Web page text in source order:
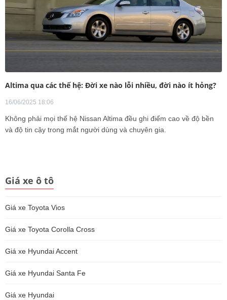
Altima qua các thế hệ: Đời xe nào lỗi nhiều, đời nào ít hỏng?
16/06/2025 18:06
Không phải mọi thế hệ Nissan Altima đều ghi điểm cao về độ bền
và độ tin cậy trong mắt người dùng và chuyên gia.
Giá xe ô tô
Giá xe Toyota Vios
Giá xe Toyota Corolla Cross
Giá xe Hyundai Accent
Giá xe Hyundai Santa Fe
Giá xe Hyundai